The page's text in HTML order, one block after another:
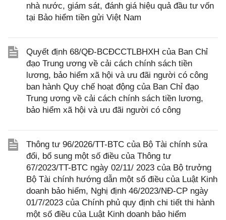
nhà nước, giám sát, đánh giá hiệu quả đầu tư vốn
tại Bảo hiểm tiền gửi Việt Nam
Quyết định 68/QĐ-BCĐCCTLBHXH của Ban Chỉ
đạo Trung ương về cải cách chính sách tiền
lương, bảo hiểm xã hội và ưu đãi người có công
ban hành Quy chế hoạt động của Ban Chỉ đạo
Trung ương về cải cách chính sách tiền lương,
bảo hiểm xã hội và ưu đãi người có công
Thông tư 96/2026/TT-BTC của Bộ Tài chính sửa
đổi, bổ sung một số điều của Thông tư
67/2023/TT-BTC ngày 02/11/ 2023 của Bộ trưởng
Bộ Tài chính hướng dẫn một số điều của Luật Kinh
doanh bảo hiểm, Nghị định 46/2023/NĐ-CP ngày
01/7/2023 của Chính phủ quy định chi tiết thi hành
một số điều của Luật Kinh doanh bảo hiểm